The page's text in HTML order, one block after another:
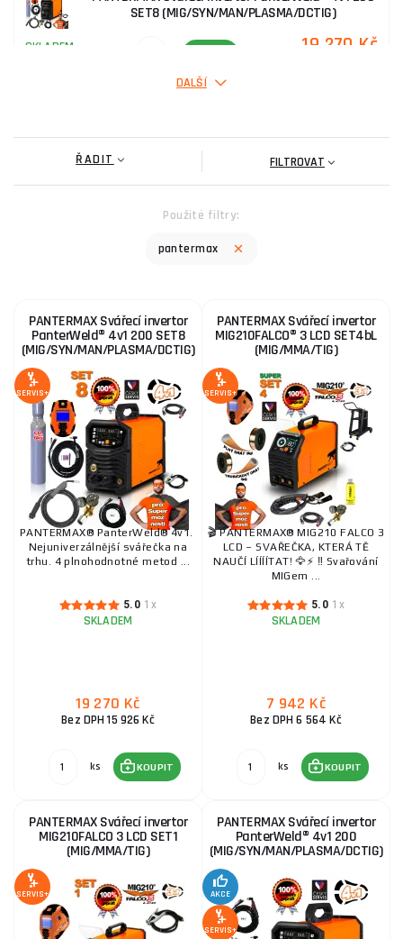
SET8 (MIG/SYN/MAN/PLASMA/DCTIG)
SKLADEM 19 270 Kč
DALŠÍ
ŘADIT FILTROVAT
Použité filtry:
pantermax
PANTERMAX Svářecí invertor
PanterWeld® 4v1 200 SET8
(MIG/SYN/MAN/PLASMA/DCTIG)
SERVIS+
PANTERMAX® PanterWeld® 4v1.
Nejuniverzálnější svářečka na
trhu. 4 plnohodnotné metod ...
5.0 1x
SKLADEM
19 270 Kč
Bez DPH 15 926 Kč
ks KOUPIT
PANTERMAX Svářecí invertor
MIG210FALCO® 3 LCD SET4bL
(MIG/MMA/TIG)
SERVIS+
🎬 PANTERMAX® MIG210 FALCO 3
LCD – SVAŘEČKA, KTERÁ TĚ
NAUČÍ LÍÍÍÍTAT! 🦅⚡ ‼️ Svařování
MIGem ...
5.0 1x
SKLADEM
7 942 Kč
Bez DPH 6 564 Kč
ks KOUPIT
PANTERMAX Svářecí invertor
MIG210FALCO 3 LCD SET1
(MIG/MMA/TIG)
SERVIS+
PANTERMAX Svářecí invertor
PanterWeld® 4v1 200
(MIG/SYN/MAN/PLASMA/DCTIG)
AKCE
SERVIS+